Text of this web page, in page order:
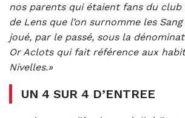
nos parents qui étaient fans du
de Lens que l’on surnomme les
joué, par le passé, sous la
Or Aclots qui fait référence aux
Nivelles.»
UN 4 SUR 4 D’ENTREE